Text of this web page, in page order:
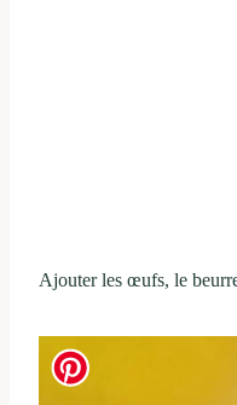
Ajouter les œufs, le